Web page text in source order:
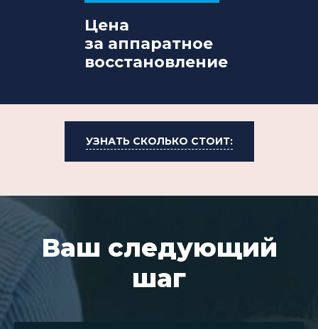
Цена
за аппаратное
восстановление
УЗНАТЬ СКОЛЬКО СТОИТ:
Ваш следующий
шаг